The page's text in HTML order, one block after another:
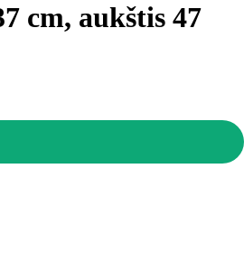
cm, aukštis 47